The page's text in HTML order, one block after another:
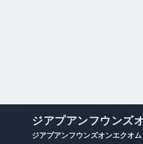
ジアプアンフウンズオンエクオ